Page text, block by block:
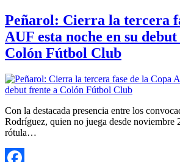
Peñarol: Cierra la tercera
AUF esta noche en su
Colón Fútbol Club
Con la destacada presencia entre los
Rodríguez, quien no juega desde noviembre
rótula…